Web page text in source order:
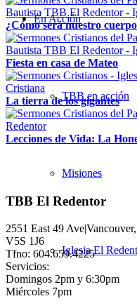
En Acción
TBB en acción
Misiones
Iglesia El
¿Cómo será nuestro
Fiesta en casa de Mateo
La tierra de los gigantes
Lecciones de Vida: La
TBB El Redentor
2551 East 49
V5S 1J6
Tfno: 604.659.4225
Servicios:
Domingos 2pm y 6:30pm
Miércoles 7pm